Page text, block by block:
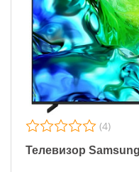
(4)
Телевизор